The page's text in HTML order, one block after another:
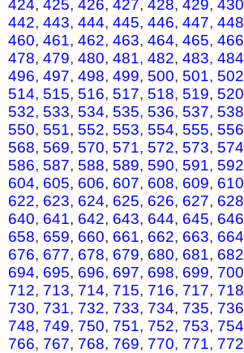
424, 425, 426, 427, 428, 429, 430
442, 443, 444, 445, 446, 447, 448
460, 461, 462, 463, 464, 465, 466
478, 479, 480, 481, 482, 483, 484
496, 497, 498, 499, 500, 501, 502
514, 515, 516, 517, 518, 519, 520
532, 533, 534, 535, 536, 537, 538
550, 551, 552, 553, 554, 555, 556
568, 569, 570, 571, 572, 573, 574
586, 587, 588, 589, 590, 591, 592
604, 605, 606, 607, 608, 609, 610
622, 623, 624, 625, 626, 627, 628
640, 641, 642, 643, 644, 645, 646
658, 659, 660, 661, 662, 663, 664
676, 677, 678, 679, 680, 681, 682
694, 695, 696, 697, 698, 699, 700
712, 713, 714, 715, 716, 717, 718
730, 731, 732, 733, 734, 735, 736
748, 749, 750, 751, 752, 753, 754
766, 767, 768, 769, 770, 771, 772